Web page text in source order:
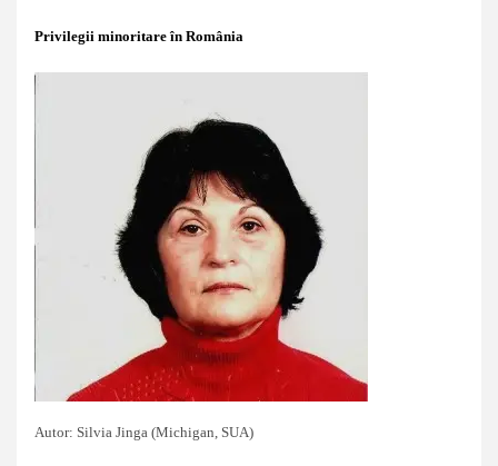
Privilegii minoritare în România
Autor: Silvia Jinga (Michigan, SUA)